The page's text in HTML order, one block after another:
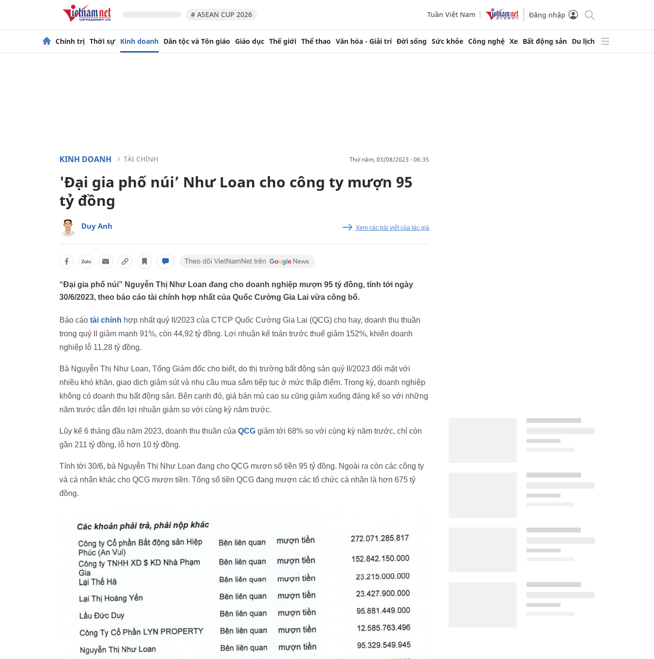
# ASEAN CUP 2026 Tuần Việt Nam Đăng nhập
Chính trị Thời sự Kinh doanh Dân tộc và Tôn giáo Giáo dục Thế giới Thể thao Văn hóa - Giải trí Đời sống Sức khỏe Công nghệ Xe Bất động sản Du lịch
KINH DOANH TÀI CHÍNH thứ năm, 03/08/2023 - 06:35
'Đại gia phố núi’ Như Loan cho công ty mượn 95
tỷ đồng
Duy Anh Xem các bài viết của tác giả
“Đại gia phố núi” Nguyễn Thị Như Loan đang cho doanh nghiệp mượn 95 tỷ đồng, tính tới ngày
30/6/2023, theo báo cáo tài chính hợp nhất của Quốc Cường Gia Lai vừa công bố.
Báo cáo tài chính hợp nhất quý II/2023 của CTCP Quốc Cường Gia Lai (QCG) cho hay, doanh thu thuần
trong quý II giảm mạnh 91%, còn 44,92 tỷ đồng. Lợi nhuận kế toán trước thuế giảm 152%, khiến doanh
nghiệp lỗ 11,28 tỷ đồng.
Bà Nguyễn Thị Như Loan, Tổng Giám đốc cho biết, do thị trường bất động sản quý II/2023 đối mặt với
nhiều khó khăn, giao dịch giảm sút và nhu cầu mua sắm tiếp tục ở mức thấp điểm. Trong kỳ, doanh nghiệp
không có doanh thu bất động sản. Bên cạnh đó, giá bán mủ cao su cũng giảm xuống đáng kể so với những
năm trước dẫn đến lợi nhuận giảm so với cùng kỳ năm trước.
Lũy kế 6 tháng đầu năm 2023, doanh thu thuần của QCG giảm tới 68% so với cùng kỳ năm trước, chỉ còn
gần 211 tỷ đồng, lỗ hơn 10 tỷ đồng.
Tính tới 30/6, bà Nguyễn Thị Như Loan đang cho QCG mượn số tiền 95 tỷ đồng. Ngoài ra còn các công ty
và cá nhân khác cho QCG mượn tiền. Tổng số tiền QCG đang mượn các tổ chức cá nhân là hơn 675 tỷ
đồng.